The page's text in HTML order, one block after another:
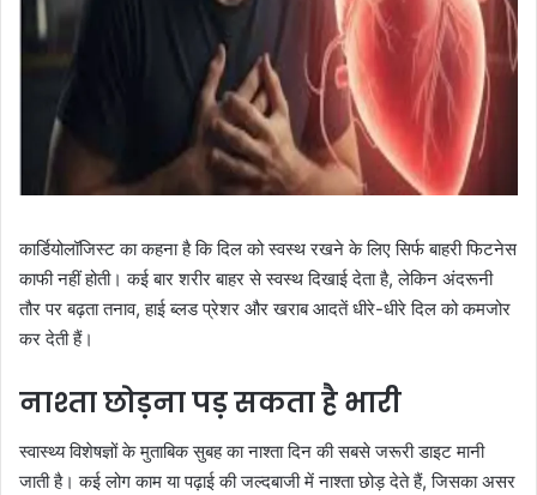
कार्डियोलॉजिस्ट का कहना है कि दिल को स्वस्थ रखने के लिए सिर्फ बाहरी फिटनेस
काफी नहीं होती। कई बार शरीर बाहर से स्वस्थ दिखाई देता है, लेकिन अंदरूनी
तौर पर बढ़ता तनाव, हाई ब्लड प्रेशर और खराब आदतें धीरे-धीरे दिल को कमजोर
कर देती हैं।
नाश्ता छोड़ना पड़ सकता है भारी
स्वास्थ्य विशेषज्ञों के मुताबिक सुबह का नाश्ता दिन की सबसे जरूरी डाइट मानी
जाती है। कई लोग काम या पढ़ाई की जल्दबाजी में नाश्ता छोड़ देते हैं, जिसका असर